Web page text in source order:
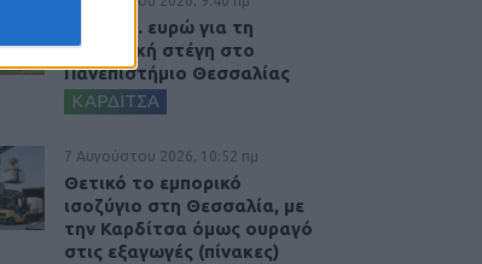
2,3 εκατ. ευρώ για τη
φοιτητική στέγη στο
Πανεπιστήμιο Θεσσαλίας
ΚΑΡΔΙΤΣΑ
7 Αυγούστου 2026, 10:52 πμ
Θετικό το εμπορικό
ισοζύγιο στη Θεσσαλία, με
την Καρδίτσα όμως ουραγό
στις εξαγωγές (πίνακες)